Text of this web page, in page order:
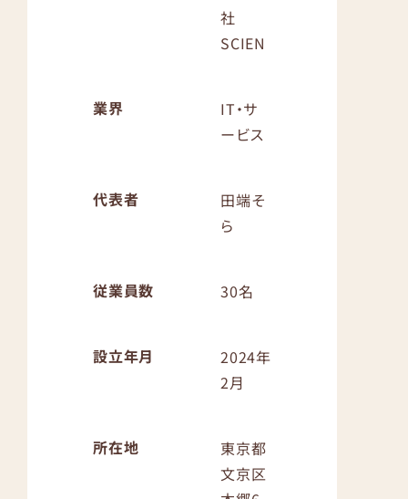
社
SCIEN
業界
IT・サ
ービス
代表者
田端そ
ら
従業員数 30名
設立年月
2024年
2月
所在地
東京都
文京区